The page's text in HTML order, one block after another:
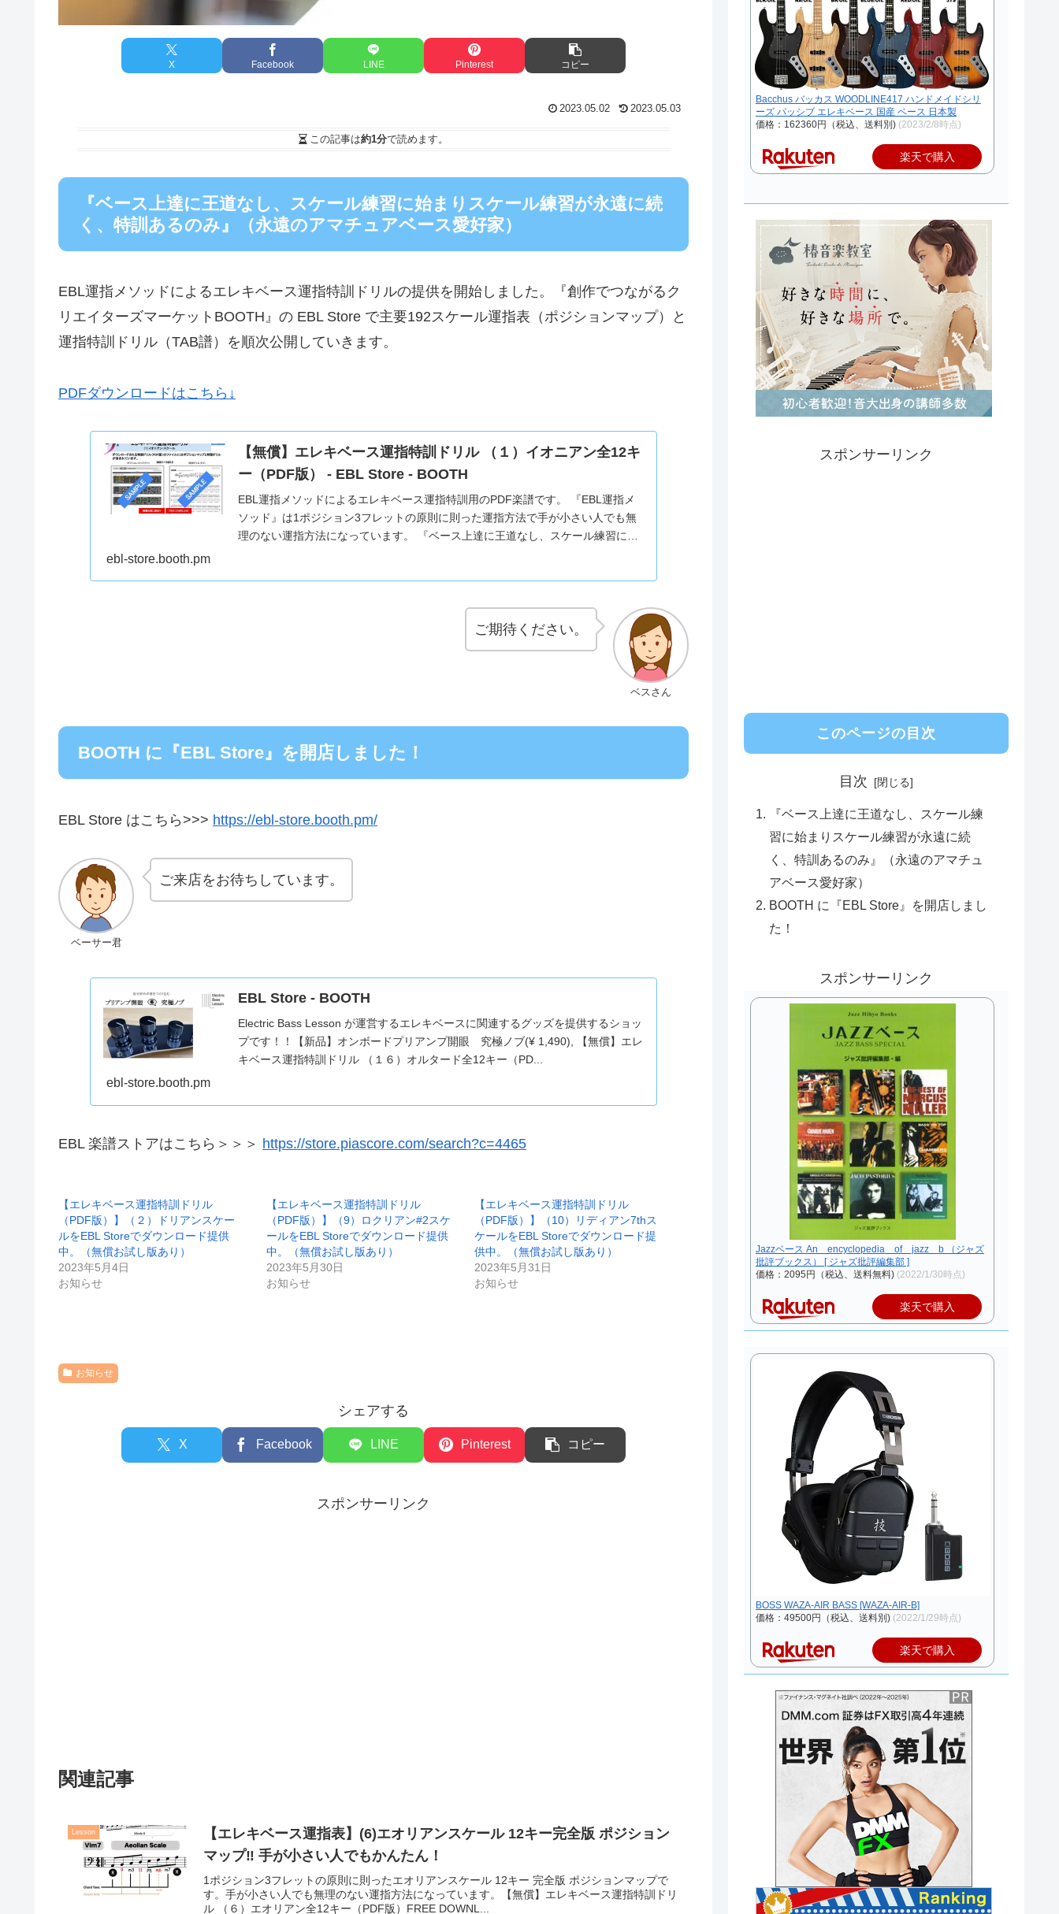
X Facebook LINE Pinterest コピー
2023.05.02 2023.05.03
この記事は約1分で読めます。
『ベース上達に王道なし、スケール練習に始まりスケール練習が永遠に続
く、特訓あるのみ』（永遠のアマチュアベース愛好家）
EBL運指メソッドによるエレキベース運指特訓ドリルの提供を開始しました。『創作でつながるク
リエイターズマーケットBOOTH』の EBL Store で主要192スケール運指表（ポジションマップ）と
運指特訓ドリル（TAB譜）を順次公開していきます。
PDFダウンロードはこちら↓
【無償】エレキベース運指特訓ドリル （１）イオニアン全12キ
ー（PDF版） - EBL Store - BOOTH
EBL運指メソッドによるエレキベース運指特訓用のPDF楽譜です。 『EBL運指メ
ソッド』は1ポジション3フレットの原則に則った運指方法で手が小さい人でも無
理のない運指方法になっています。 『ベース上達に王道なし、スケール練習に始
ebl-store.booth.pm
ベスさん
ご期待ください。
BOOTH に『EBL Store』を開店しました！
EBL Store はこちら>>> https://ebl-store.booth.pm/
ベーサー君
ご来店をお待ちしています。
EBL Store - BOOTH
Electric Bass Lesson が運営するエレキベースに関連するグッズを提供するショッ
プです！！【新品】オンボードプリアンプ開眼 究極ノブ(¥ 1,490), 【無償】エレ
キベース運指特訓ドリル （１６）オルタード全12キー（PD...
ebl-store.booth.pm
EBL 楽譜ストアはこちら＞＞＞ https://store.piascore.com/search?c=4465
【エレキベース運指特訓ドリル
（PDF版）】（２）ドリアンスケー
ルをEBL Storeでダウンロード提供
中。（無償お試し版あり）
2023年5月4日
お知らせ
【エレキベース運指特訓ドリル
（PDF版）】（9）ロクリアン#2スケ
ールをEBL Storeでダウンロード提供
中。（無償お試し版あり）
2023年5月30日
お知らせ
【エレキベース運指特訓ドリル
（PDF版）】（10）リディアン7thス
ケールをEBL Storeでダウンロード提
供中。（無償お試し版あり）
2023年5月31日
お知らせ
お知らせ
シェアする
X Facebook LINE Pinterest コピー
スポンサーリンク
関連記事
Lesson
【エレキベース運指表】(6)エオリアンスケール 12キー完全版 ポジション
マップ‼︎ 手が小さい人でもかんたん！
1ポジション3フレットの原則に則ったエオリアンスケール 12キー 完全版 ポジションマップで
す。手が小さい人でも無理のない運指方法になっています。【無償】エレキベース運指特訓ドリ
ル （６）エオリアン全12キー（PDF版）FREE DOWNL...
Bacchus バッカス WOODLINE417 ハンドメイドシリ
ーズ パッシブ エレキベース 国産 ベース 日本製
価格：162360円（税込、送料別) (2023/2/8時点)
楽天で購入
スポンサーリンク
このページの目次
目次
『ベース上達に王道なし、スケール練
習に始まりスケール練習が永遠に続
く、特訓あるのみ』（永遠のアマチュ
アベース愛好家）
BOOTH に『EBL Store』を開店しまし
た！
スポンサーリンク
Jazzベース An encyclopedia of jazz b （ジャズ
批評ブックス） [ ジャズ批評編集部 ]
価格：2095円（税込、送料無料) (2022/1/30時点)
楽天で購入
BOSS WAZA-AIR BASS [WAZA-AIR-B]
価格：49500円（税込、送料別) (2022/1/29時点)
楽天で購入